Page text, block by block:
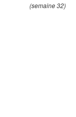
(semaine 32)